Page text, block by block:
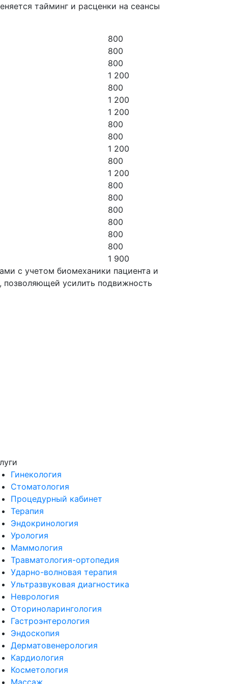
тайминг и расценки на сеансы
800
800
800
1 200
800
1 200
1 200
800
800
1 200
800
1 200
800
800
800
800
800
800
1 900
с учетом биомеханики пациента и
усилить подвижность
Гинекология
Стоматология
Процедурный кабинет
Терапия
Эндокринология
Урология
Маммология
Травматология-ортопедия
Ударно-волновая терапия
Ультразвуковая диагностика
Неврология
Оториноларингология
Гастроэнтерология
Эндоскопия
Дерматовенерология
Кардиология
Косметология
Массаж